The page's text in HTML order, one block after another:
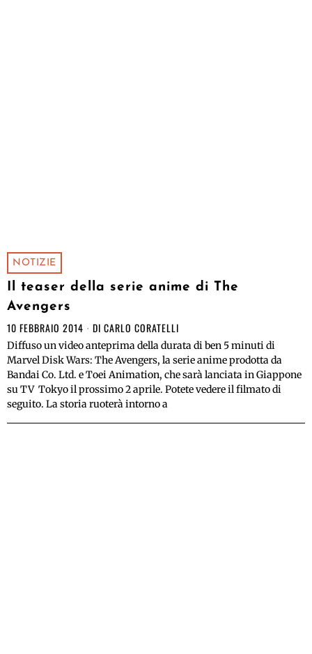
NOTIZIE
Il teaser della serie anime di The
Avengers
10 FEBBRAIO 2014 DI CARLO CORATELLI
Diffuso un video anteprima della durata di ben 5 minuti di
Marvel Disk Wars: The Avengers, la serie anime prodotta da
Bandai Co. Ltd. e Toei Animation, che sarà lanciata in Giappone
su TV Tokyo il prossimo 2 aprile. Potete vedere il filmato di
seguito. La storia ruoterà intorno a